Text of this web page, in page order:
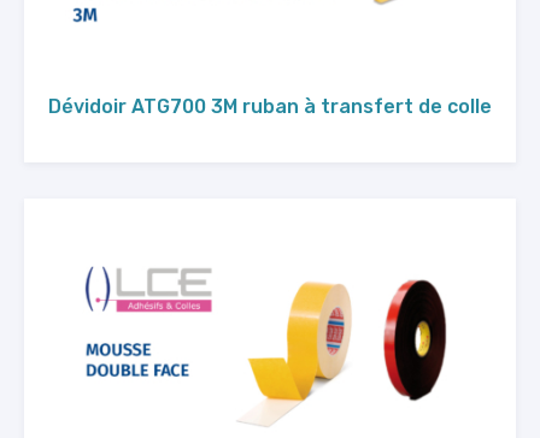
Dévidoir ATG700 3M ruban à transfert de colle